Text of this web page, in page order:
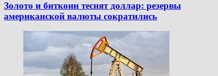
Золото и биткоин теснят доллар: резервы
американской валюты сократились